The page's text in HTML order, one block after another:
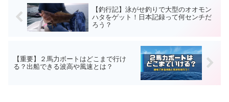
【釣行記】泳がせ釣りで大型のオオモン
ハタをゲット！日本記録って何センチだ
ろう？
【重要】２馬力ボートはどこまで行け
る？出船できる波高や風速とは？